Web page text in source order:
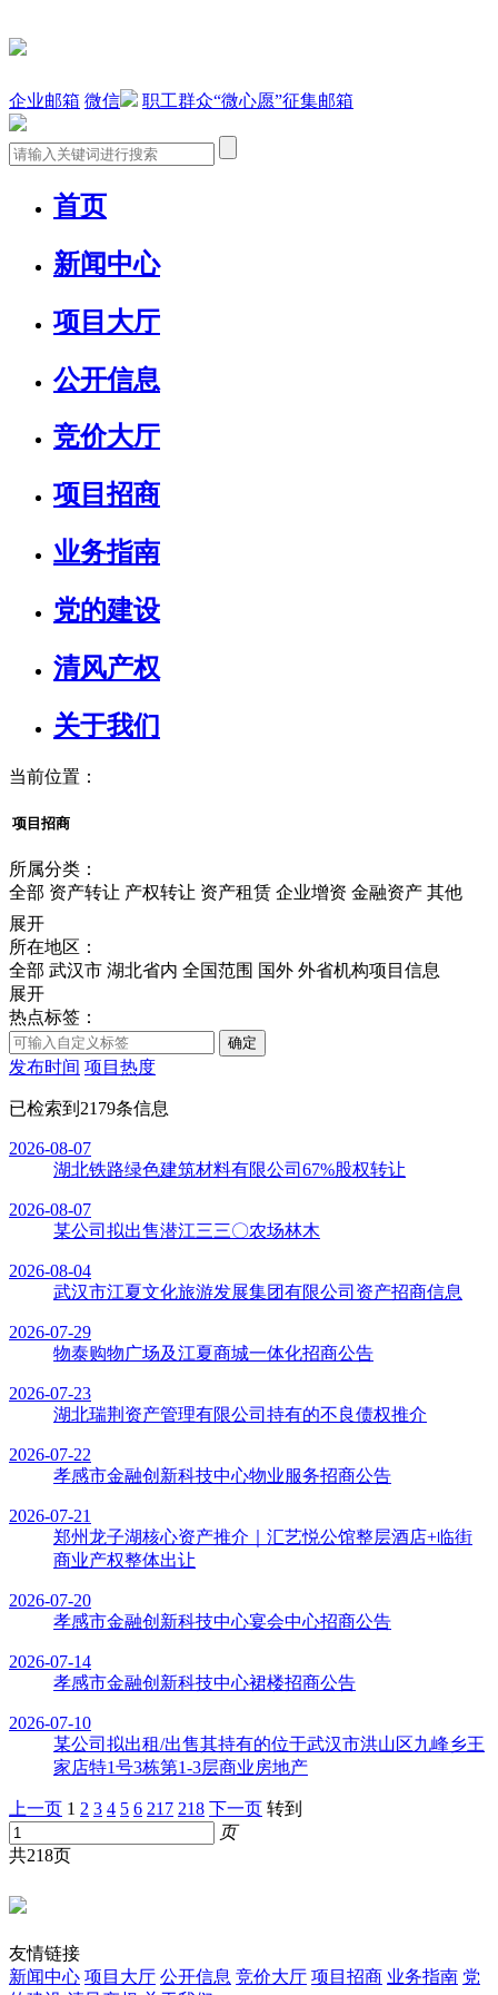
企业邮箱 微信 职工群众“微心愿”征集邮箱
首页
新闻中心
项目大厅
公开信息
竞价大厅
项目招商
业务指南
党的建设
清风产权
关于我们
当前位置：
项目招商
所属分类：
全部 资产转让 产权转让 资产租赁 企业增资 金融资产 其他
展开
所在地区：
全部 武汉市 湖北省内 全国范围 国外 外省机构项目信息
展开
热点标签：
发布时间 项目热度
已检索到2179条信息
2026-08-07
湖北铁路绿色建筑材料有限公司67%股权转让
2026-08-07
某公司拟出售潜江三三〇农场林木
2026-08-04
武汉市江夏文化旅游发展集团有限公司资产招商信息
2026-07-29
物泰购物广场及江夏商城一体化招商公告
2026-07-23
湖北瑞荆资产管理有限公司持有的不良债权推介
2026-07-22
孝感市金融创新科技中心物业服务招商公告
2026-07-21
郑州龙子湖核心资产推介｜汇艺悦公馆整层酒店+临街
商业产权整体出让
2026-07-20
孝感市金融创新科技中心宴会中心招商公告
2026-07-14
孝感市金融创新科技中心裙楼招商公告
2026-07-10
某公司拟出租/出售其持有的位于武汉市洪山区九峰乡王
家店特1号3栋第1-3层商业房地产
上一页 1 2 3 4 5 6 217 218 下一页 转到
页
共218页
友情链接
新闻中心 项目大厅 公开信息 竞价大厅 项目招商 业务指南 党